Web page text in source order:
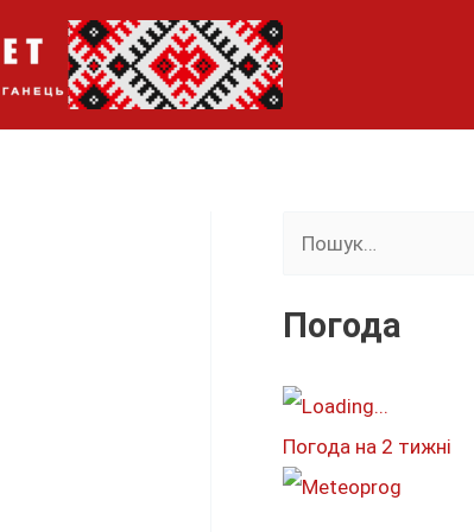
к
т
:
Погода
Погода на 2 тижні